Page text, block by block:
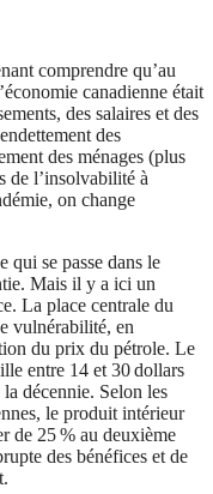
comprendre qu’au
canadienne était
des salaires et des
des
des ménages (plus
de l’insolvabilité à
on change
qui se passe dans le
Mais il y a ici un
La place centrale du
vulnérabilité, en
du prix du pétrole. Le
entre 14 et 30 dollars
décennie. Selon les
le produit intérieur
de 25 % au deuxième
des bénéfices et de